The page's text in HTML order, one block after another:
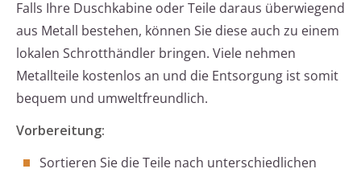
Falls Ihre Duschkabine oder Teile daraus überwiegend
aus Metall bestehen, können Sie diese auch zu einem
lokalen Schrotthändler bringen. Viele nehmen
Metallteile kostenlos an und die Entsorgung ist somit
bequem und umweltfreundlich.
Vorbereitung:
Sortieren Sie die Teile nach unterschiedlichen